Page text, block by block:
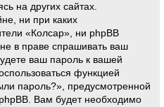
на других сайтах.
ни при каких
«Колсар», ни phpBB
в праве спрашивать ваш
ваш пароль к вашей
функцией
пароль?», предусмотренной
Вам будет необходимо